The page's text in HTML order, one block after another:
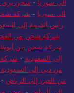
الي سوريا - شحن بري
الي سوريا - شركة شحن
رأس الخيمة إلى
شركة شحن من
شركة شحن من
إلى السعودية - شركة
من دبي إلى السعودية
من العين إلى الرياض -